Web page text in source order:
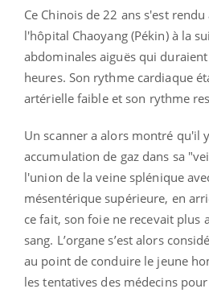
Ce Chinois de 22 ans s'est
l'hôpital Chaoyang (Pékin) à la
abdominales aiguës qui
heures. Son rythme cardiaque
artérielle faible et son rythme
Un scanner a alors montré qu'il
accumulation de gaz dans sa
l'union de la veine splénique
mésentérique supérieure, en
ce fait, son foie ne recevait plus
sang. L’organe s’est alors
au point de conduire le jeune
les tentatives des médecins